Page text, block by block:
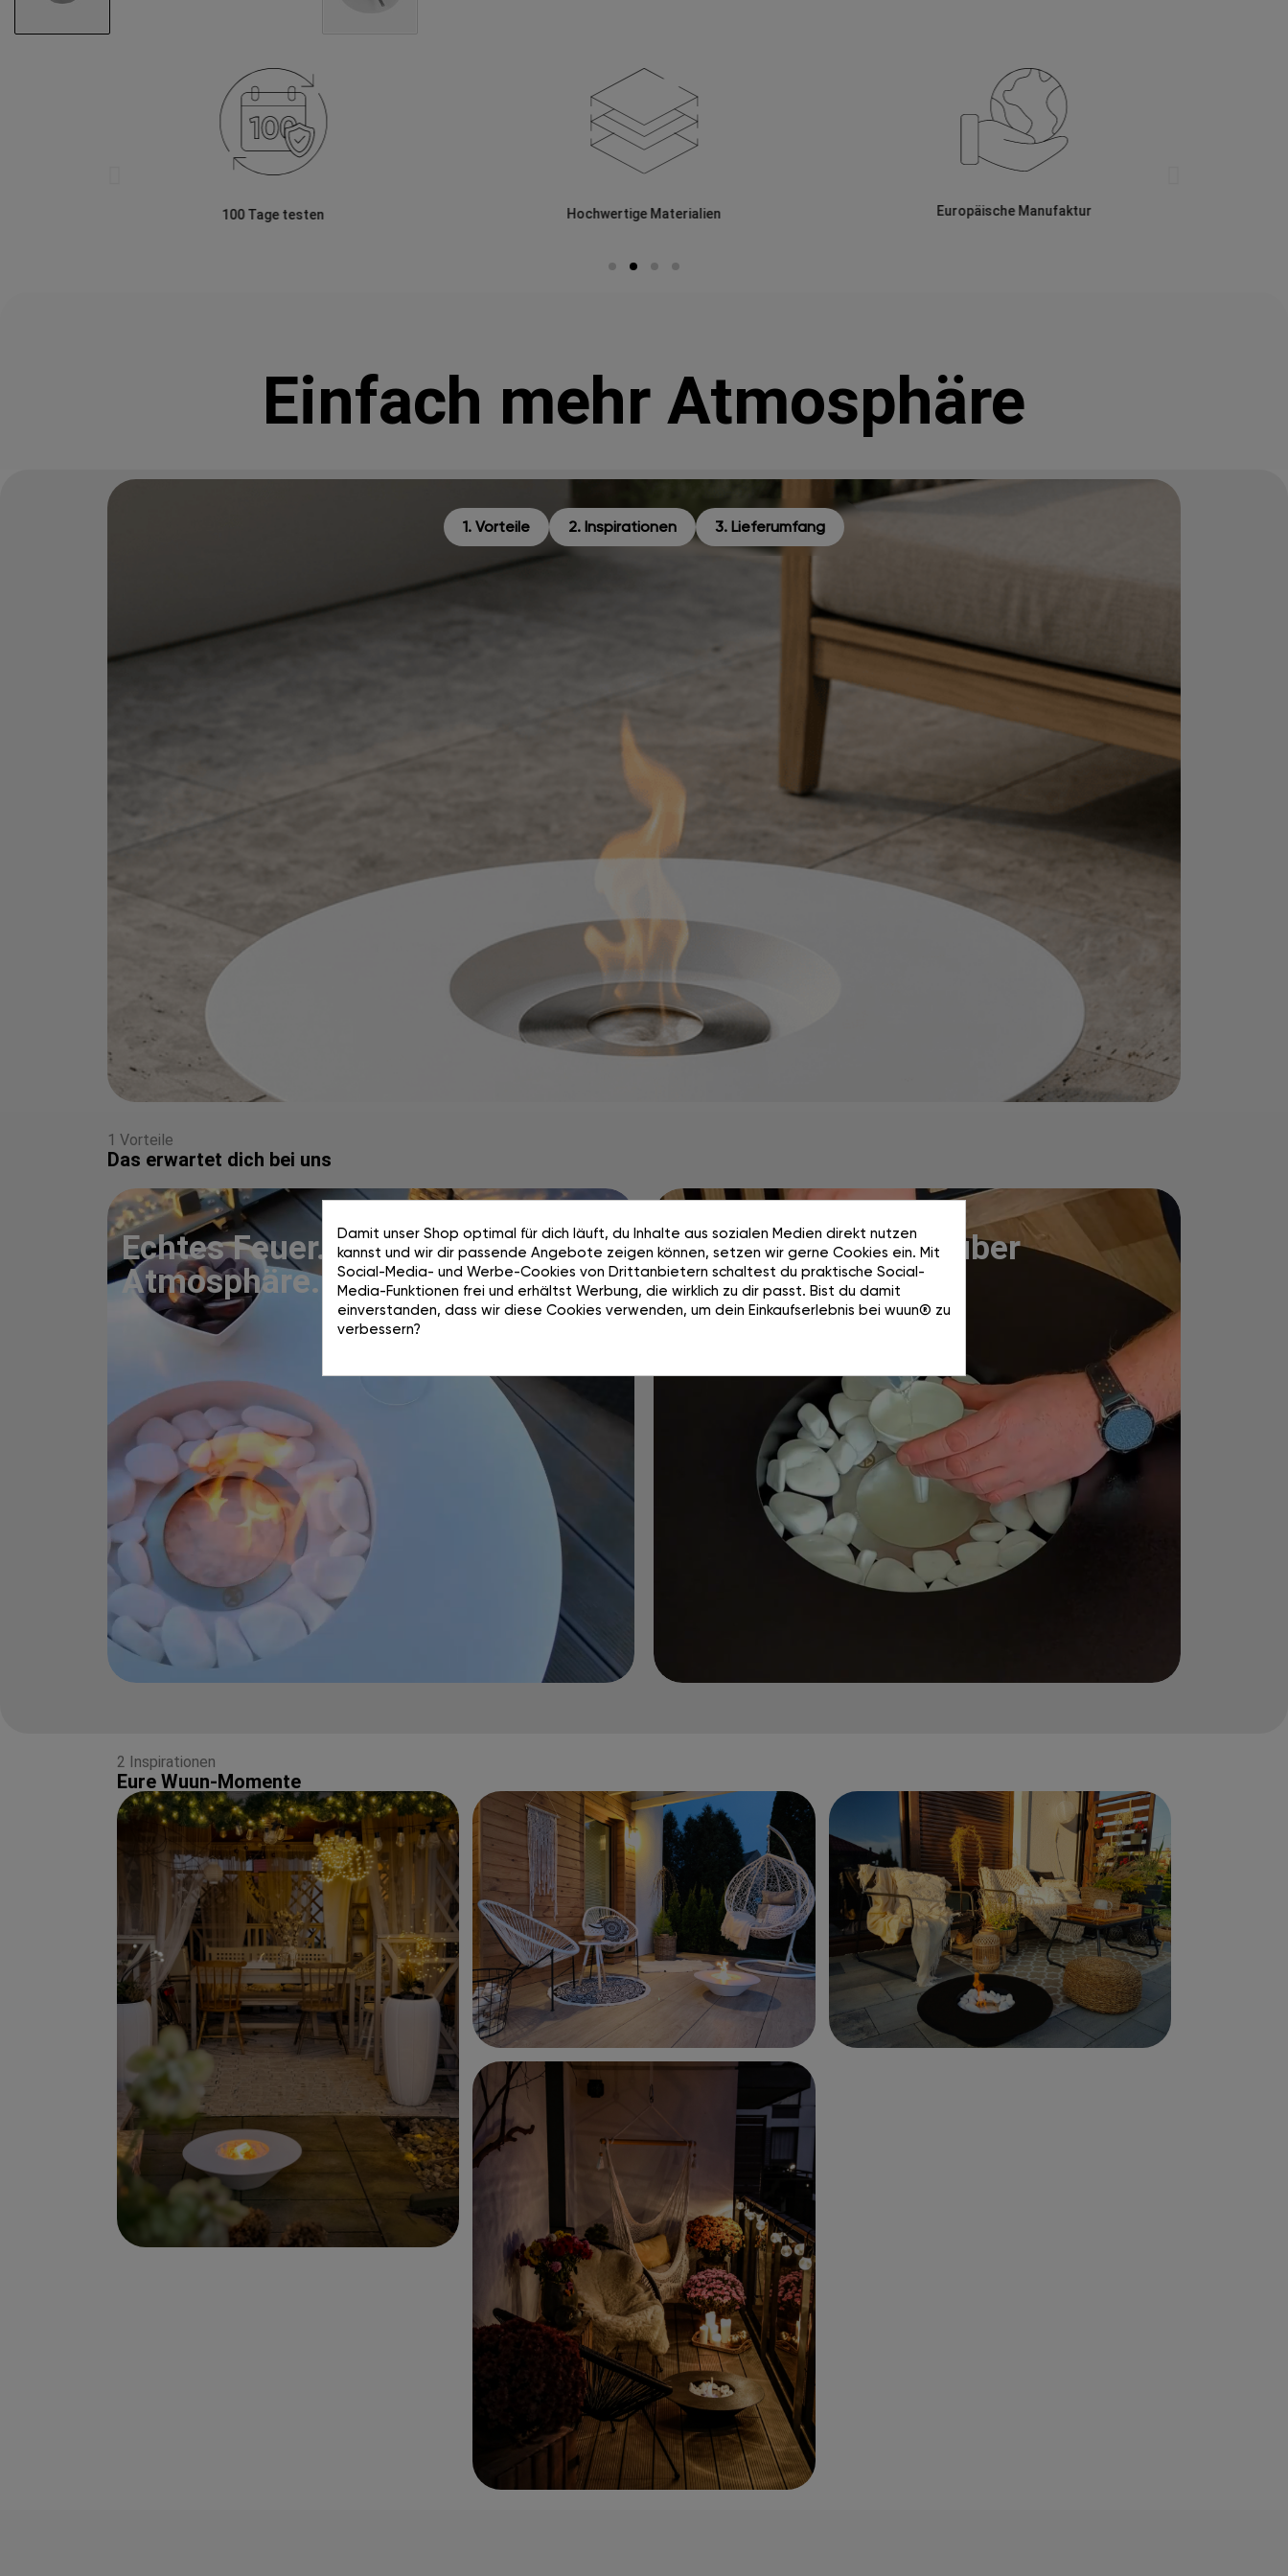
100 Tage testen Hochwertige Materialien Europäische Manufaktur
Einfach mehr Atmosphäre
1. Vorteile 2. Inspirationen 3. Lieferumfang
1 Vorteile
Das erwartet dich bei uns
Echtes Feuer. Pure
Atmosphäre. 100 tage Testen.
Einfach. Sicher. Sauber
2 Inspirationen
Eure Wuun-Momente
Damit unser Shop optimal für dich läuft, du Inhalte aus sozialen Medien direkt nutzen
kannst und wir dir passende Angebote zeigen können, setzen wir gerne Cookies ein. Mit
Social-Media- und Werbe-Cookies von Drittanbietern schaltest du praktische Social-
Media-Funktionen frei und erhältst Werbung, die wirklich zu dir passt. Bist du damit
einverstanden, dass wir diese Cookies verwenden, um dein Einkaufserlebnis bei wuun® zu
verbessern?